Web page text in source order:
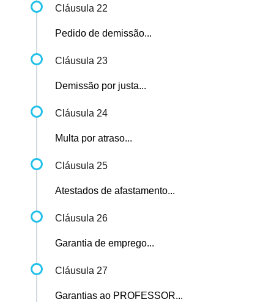
Cláusula 22
Pedido de demissão...
Cláusula 23
Demissão por justa...
Cláusula 24
Multa por atraso...
Cláusula 25
Atestados de afastamento...
Cláusula 26
Garantia de emprego...
Cláusula 27
Garantias ao PROFESSOR...